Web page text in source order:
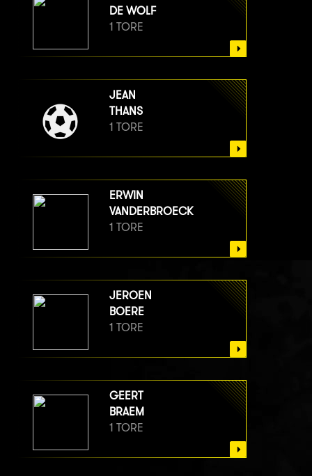
DE WOLF
1 TORE
JEAN
THANS
1 TORE
ERWIN
VANDERBROECK
1 TORE
JEROEN
BOERE
1 TORE
GEERT
BRAEM
1 TORE